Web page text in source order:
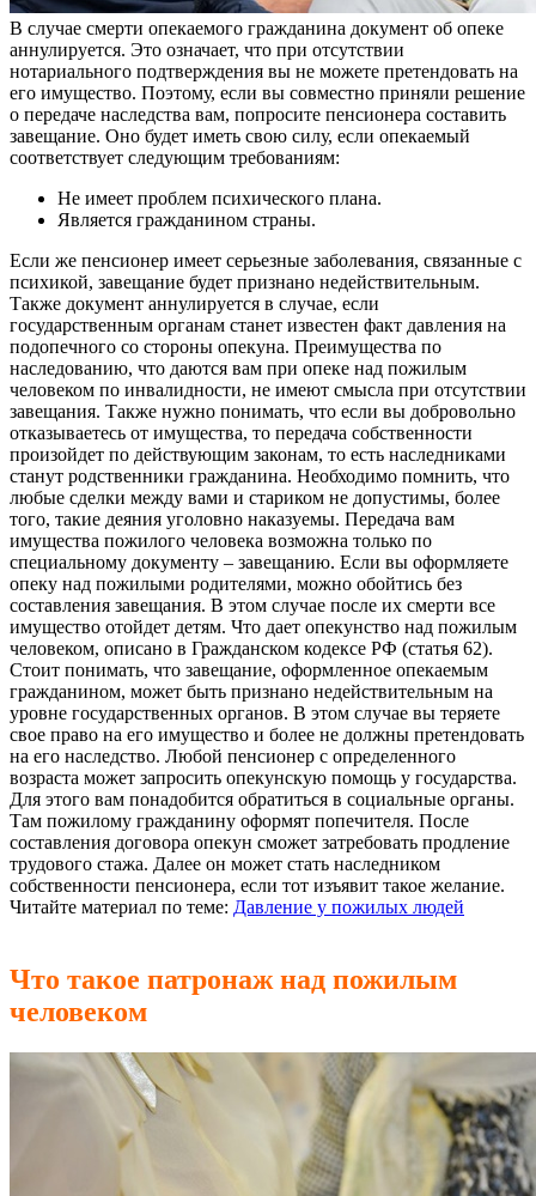
В случае смерти опекаемого гражданина документ об опеке
аннулируется. Это означает, что при отсутствии
нотариального подтверждения вы не можете претендовать на
его имущество. Поэтому, если вы совместно приняли решение
о передаче наследства вам, попросите пенсионера составить
завещание. Оно будет иметь свою силу, если опекаемый
соответствует следующим требованиям:
Не имеет проблем психического плана.
Является гражданином страны.
Если же пенсионер имеет серьезные заболевания, связанные с
психикой, завещание будет признано недействительным.
Также документ аннулируется в случае, если
государственным органам станет известен факт давления на
подопечного со стороны опекуна. Преимущества по
наследованию, что даются вам при опеке над пожилым
человеком по инвалидности, не имеют смысла при отсутствии
завещания. Также нужно понимать, что если вы добровольно
отказываетесь от имущества, то передача собственности
произойдет по действующим законам, то есть наследниками
станут родственники гражданина. Необходимо помнить, что
любые сделки между вами и стариком не допустимы, более
того, такие деяния уголовно наказуемы. Передача вам
имущества пожилого человека возможна только по
специальному документу – завещанию. Если вы оформляете
опеку над пожилыми родителями, можно обойтись без
составления завещания. В этом случае после их смерти все
имущество отойдет детям. Что дает опекунство над пожилым
человеком, описано в Гражданском кодексе РФ (статья 62).
Стоит понимать, что завещание, оформленное опекаемым
гражданином, может быть признано недействительным на
уровне государственных органов. В этом случае вы теряете
свое право на его имущество и более не должны претендовать
на его наследство. Любой пенсионер с определенного
возраста может запросить опекунскую помощь у государства.
Для этого вам понадобится обратиться в социальные органы.
Там пожилому гражданину оформят попечителя. После
составления договора опекун сможет затребовать продление
трудового стажа. Далее он может стать наследником
собственности пенсионера, если тот изъявит такое желание.
Читайте материал по теме: Давление у пожилых людей
Что такое патронаж над пожилым
человеком